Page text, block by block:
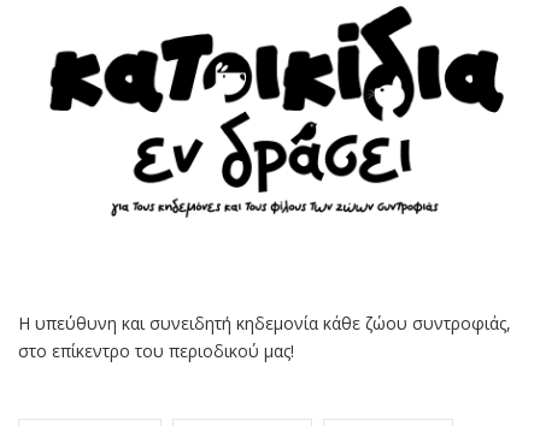
Η υπεύθυνη και συνειδητή κηδεμονία κάθε ζώου συντροφιάς,
στο επίκεντρο του περιοδικού μας!